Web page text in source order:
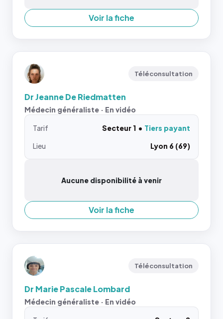
Voir la fiche
Téléconsultation
Dr Jeanne De Riedmatten
Médecin généraliste · En vidéo
Tarif Secteur 1
Tiers payant
Lieu
Lyon 6 (69)
Aucune disponibilité à venir
Voir la fiche
Téléconsultation
Dr Marie Pascale Lombard
Médecin généraliste · En vidéo